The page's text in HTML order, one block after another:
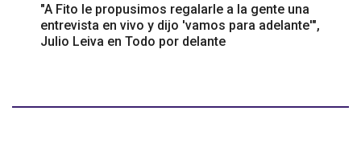
"A Fito le propusimos regalarle a la gente una
entrevista en vivo y dijo 'vamos para adelante'",
Julio Leiva en Todo por delante